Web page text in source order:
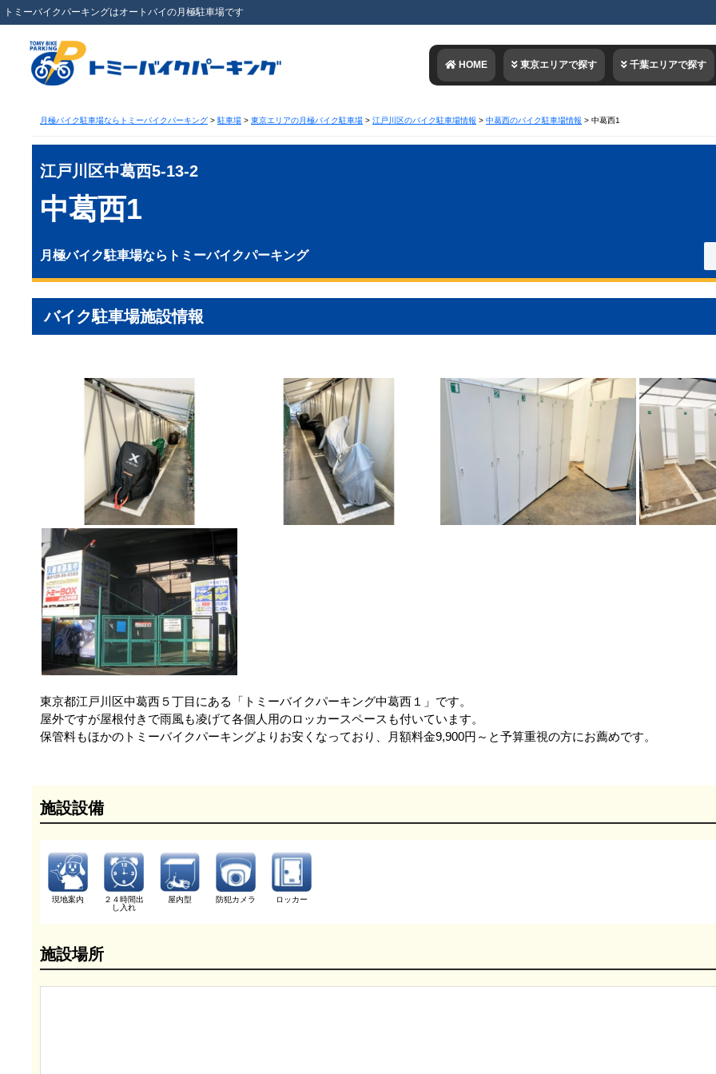
トミーバイクパーキングはオートバイの月極駐車場です
HOME 東京エリアで探す 千葉エリアで探す
月極バイク駐車場ならトミーバイクパーキング > 駐車場 > 東京エリアの月極バイク駐車場 > 江戸川区のバイク駐車場情報 > 中葛西のバイク駐車場情報 > 中葛西1
江戸川区中葛西5-13-2
中葛西1
月極バイク駐車場ならトミーバイクパーキング
バイク駐車場施設情報
東京都江戸川区中葛西５丁目にある「トミーバイクパーキング中葛西１」です。
屋外ですが屋根付きで雨風も凌げて各個人用のロッカースペースも付いています。
保管料もほかのトミーバイクパーキングよりお安くなっており、月額料金9,900円～と予算重視の方にお薦めです。
施設設備
現地案内
２４時間出
し入れ
屋内型 防犯カメラ ロッカー
施設場所